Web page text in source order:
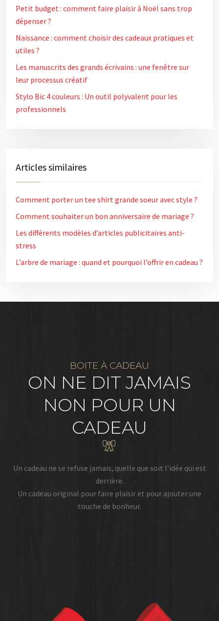
Petit budget : comment faire plaisir à Noël sans trop
dépenser ?
Naissance : comment choisir des cadeaux pratiques et
utiles ?
Les manuscrits des grands écrivains : une fenêtre sur
leur processus créatif
Stylo Bic 4 couleurs : Un outil polyvalent pour les
professionnels
Articles similaires
Comment porter un tee shirt grande soeur avec style ?
Comment souhaiter un bon anniversaire de mariage ?
Les différents modèles d’articles publicitaires anti-
stress
L’arbre de mariage : quand et pourquoi l’offrir en cadeau ?
BOITE À CADEAU
ON NE DIT JAMAIS
NON POUR UN
CADEAU
Un cadeau ne se refuse jamais, quelle que soit l’idée qui est
derrière.
Un cadeau original pour faire plaisir et pour ajouter une
touche de bonheur.